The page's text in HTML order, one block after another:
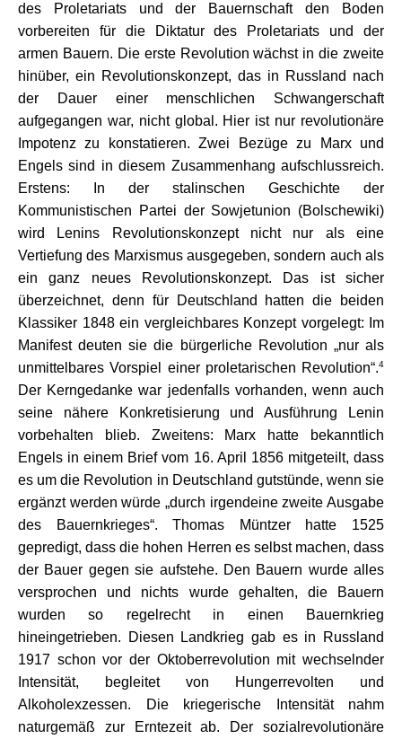
des Proletariats und der Bauernschaft den Boden
vorbereiten für die Diktatur des Proletariats und der
armen Bauern. Die erste Revolution wächst in die zweite
hinüber, ein Revolutionskonzept, das in Russland nach
der Dauer einer menschlichen Schwangerschaft
aufgegangen war, nicht global. Hier ist nur revolutionäre
Impotenz zu konstatieren. Zwei Bezüge zu Marx und
Engels sind in diesem Zusammenhang aufschlussreich.
Erstens: In der stalinschen Geschichte der
Kommunistischen Partei der Sowjetunion (Bolschewiki)
wird Lenins Revolutionskonzept nicht nur als eine
Vertiefung des Marxismus ausgegeben, sondern auch als
ein ganz neues Revolutionskonzept. Das ist sicher
überzeichnet, denn für Deutschland hatten die beiden
Klassiker 1848 ein vergleichbares Konzept vorgelegt: Im
Manifest deuten sie die bürgerliche Revolution „nur als
unmittelbares Vorspiel einer proletarischen Revolution“.4
Der Kerngedanke war jedenfalls vorhanden, wenn auch
seine nähere Konkretisierung und Ausführung Lenin
vorbehalten blieb. Zweitens: Marx hatte bekanntlich
Engels in einem Brief vom 16. April 1856 mitgeteilt, dass
es um die Revolution in Deutschland gutstünde, wenn sie
ergänzt werden würde „durch irgendeine zweite Ausgabe
des Bauernkrieges“. Thomas Müntzer hatte 1525
gepredigt, dass die hohen Herren es selbst machen, dass
der Bauer gegen sie aufstehe. Den Bauern wurde alles
versprochen und nichts wurde gehalten, die Bauern
wurden so regelrecht in einen Bauernkrieg
hineingetrieben. Diesen Landkrieg gab es in Russland
1917 schon vor der Oktoberrevolution mit wechselnder
Intensität, begleitet von Hungerrevolten und
Alkoholexzessen. Die kriegerische Intensität nahm
naturgemäß zur Erntezeit ab. Der sozialrevolutionäre